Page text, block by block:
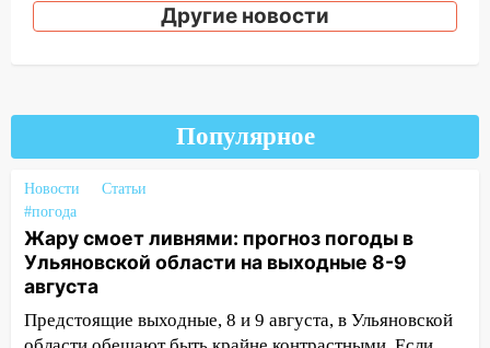
14:04 Жару смоет ливнями: прогноз
13:30 В Ульяновске транспортные
полицейские проведут акцию «Час
пассажира»
13:20
обокрали женщину на пляже и
подростка в сквере
13:01 В Димитровграде мужчина
выбросил из машины страйкбольную
гранату: его задержали
Другие новости
Популярное
Новости
Статьи
#погода
Жару смоет ливнями: прогноз погоды в
Ульяновской области на выходные 8-9
августа
Предстоящие выходные, 8 и 9 августа, в Ульяновской